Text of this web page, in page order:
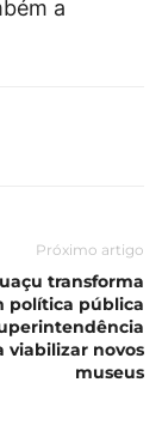
a
Próximo artigo
transforma
política pública
viabilizar novos
museus